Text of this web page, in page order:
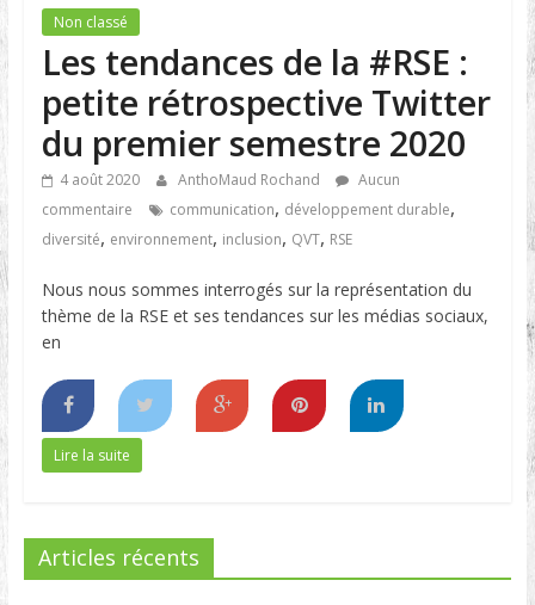
Non classé
Les tendances de la #RSE :
petite rétrospective Twitter
du premier semestre 2020
4 août 2020 AnthoMaud Rochand
Aucun
commentaire
communication, développement durable,
diversité, environnement, inclusion, QVT, RSE
Nous nous sommes interrogés sur la représentation du
thème de la RSE et ses tendances sur les médias sociaux,
en
Lire la suite
Articles récents